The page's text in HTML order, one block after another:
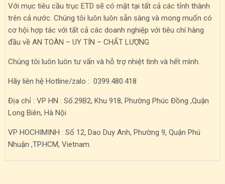
Với mục tiêu cầu trục ETD sẽ có mặt tại tất cả các tỉnh thành
trên cả nước. Chúng tôi luôn luôn sẵn sàng và mong muốn có
cơ hội hợp tác với tất cả các doanh nghiệp với tiêu chí hàng
đầu về AN TOÀN – UY TÍN – CHẤT LƯỢNG
Chúng tôi luôn luôn tư vấn và hỗ trợ nhiệt tình và hết mình.
Hãy liên hệ Hotline/zalo : 0399.480.418
Địa chỉ : VP HN : Số.29B2, Khu 918, Phường Phúc Đồng ,Quận
Long Biên, Hà Nội
VP HOCHIMINH : Số 12, Dao Duy Anh, Phường 9, Quận Phú
Nhuận ,TP.HCM, Vietnam.